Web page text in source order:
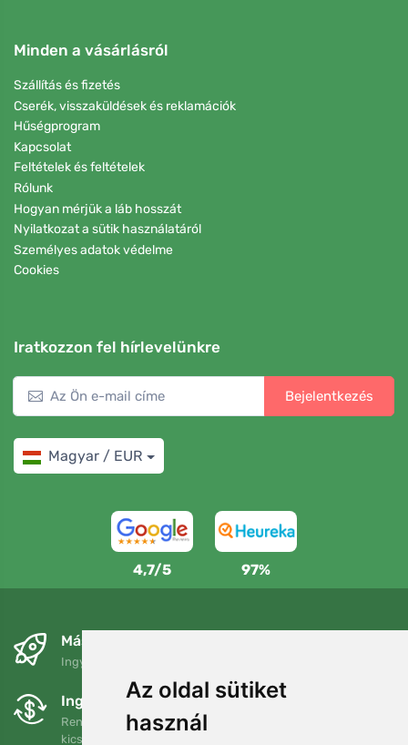
Az oldal sütiket
használ
Minden a vásárlásról
Szállítás és fizetés
Cserék, visszaküldések és reklamációk
Hűségprogram
Kapcsolat
Feltételek és feltételek
Rólunk
Hogyan mérjük a láb hosszát
Nyilatkozat a sütik használatáról
Személyes adatok védelme
Cookies
Iratkozzon fel hírlevelünkre
Bejelentkezés
Magyar / EUR
4,7/5 97%
Másnapra és ingyenesen
Ingyenes szállítás a következő összeg felett: 80 EUR
Ingyenes csere és visszaküldés
Rendelését 90 napon belül bármikor visszaküldheti vagy
kicserélheti.